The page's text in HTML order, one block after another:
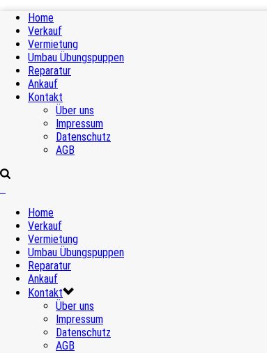
Home
Verkauf
Vermietung
Umbau Übungspuppen
Reparatur
Ankauf
Kontakt
Über uns
Impressum
Datenschutz
AGB
Home
Verkauf
Vermietung
Umbau Übungspuppen
Reparatur
Ankauf
Kontakt
Über uns
Impressum
Datenschutz
AGB